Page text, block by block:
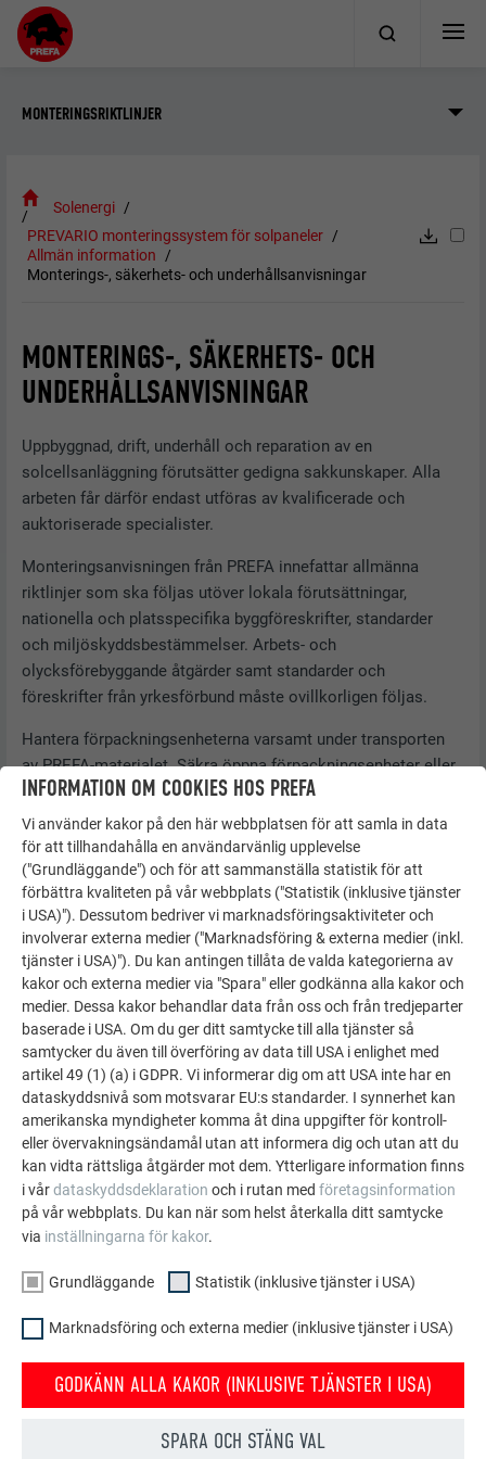
MONTERINGSRIKTLINJER
Solenergi
PREVARIO monteringssystem för solpaneler
Allmän information
Monterings-, säkerhets- och underhållsanvisningar
MONTERINGS-, SÄKERHETS- OCH
UNDERHÅLLSANVISNINGAR
Uppbyggnad, drift, underhåll och reparation av en
solcellsanläggning förutsätter gedigna sakkunskaper. Alla
arbeten får därför endast utföras av kvalificerade och
auktoriserade specialister.
Monteringsanvisningen från PREFA innefattar allmänna
riktlinjer som ska följas utöver lokala förutsättningar,
nationella och platsspecifika byggföreskrifter, standarder
och miljöskyddsbestämmelser. Arbets- och
olycksförebyggande åtgärder samt standarder och
föreskrifter från yrkesförbund måste ovillkorligen följas.
Hantera förpackningsenheterna varsamt under transporten
av PREFA-materialet. Säkra öppna förpackningsenheter eller
plåtdelar om det blåser kraftigt. Skydda kartonger som
förvaras på taket mot regn. Byggnadstekniska krav ska
beaktas. Föroreningar som borrdamm eller rester av murbruk
på belagda eller blanka aluminiumkomponenter ska
avlägsnas omgående. Vid solcellssystem på PREFA-tak ska
åtgärder för snörasskydd stämmas av med ägaren baserat
på rådande snölaster. Modultillverkarens
monteringsanvisningar ska beaktas. Potentialutjämningen
mellan de enstaka delarna samt anslutningen till åskskyddet
ska genomföras grundat på landsspecifika föreskrifter.
PREFA tar inget ansvar för brister och fel som är ett resultat
av att monteringsanvisningen inte följts eller ignorerats eller
alla systemkomponenter inte används. Bärförmågan hos
PREFA-monteringssystemet samt bärverket måste redovisas
genom en statisk beräkning. PREFA tillhandahåller statiska
verifieringar baserade på en fördimensionering för
monteringssystemet. För tillämpningar som avviker från
denna fördimensionering krävs en objektspecifik beräkning
NOTERA
PREFA utför ej statiska tolkningar eller kontroller av
underkonstruktionskomponenter från andra
INFORMATION OM COOKIES HOS PREFA
Vi använder kakor på den här webbplatsen för att samla in data
för att tillhandahålla en användarvänlig upplevelse
("Grundläggande") och för att sammanställa statistik för att
förbättra kvaliteten på vår webbplats ("Statistik (inklusive tjänster
i USA)"). Dessutom bedriver vi marknadsföringsaktiviteter och
involverar externa medier ("Marknadsföring & externa medier (inkl.
tjänster i USA)"). Du kan antingen tillåta de valda kategorierna av
kakor och externa medier via "Spara" eller godkänna alla kakor och
medier. Dessa kakor behandlar data från oss och från tredjeparter
baserade i USA. Om du ger ditt samtycke till alla tjänster så
samtycker du även till överföring av data till USA i enlighet med
artikel 49 (1) (a) i GDPR. Vi informerar dig om att USA inte har en
dataskyddsnivå som motsvarar EU:s standarder. I synnerhet kan
amerikanska myndigheter komma åt dina uppgifter för kontroll-
eller övervakningsändamål utan att informera dig och utan att du
kan vidta rättsliga åtgärder mot dem. Ytterligare information finns
i vårdataskyddsdeklaration och i rutan med företagsinformation
på vår webbplats. Du kan när som helst återkalla ditt samtycke
via inställningarna för kakor.
Grundläggande Statistik (inklusive tjänster i USA)
Marknadsföring och externa medier (inklusive tjänster i USA)
GODKÄNN ALLA KAKOR (INKLUSIVE TJÄNSTER I USA)
SPARA OCH STÄNG VAL